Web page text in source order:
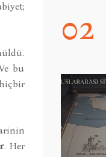
bu
. Her
02